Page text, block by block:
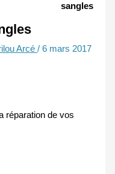
sangles
Arcé/6 mars 2017
réparation de vos